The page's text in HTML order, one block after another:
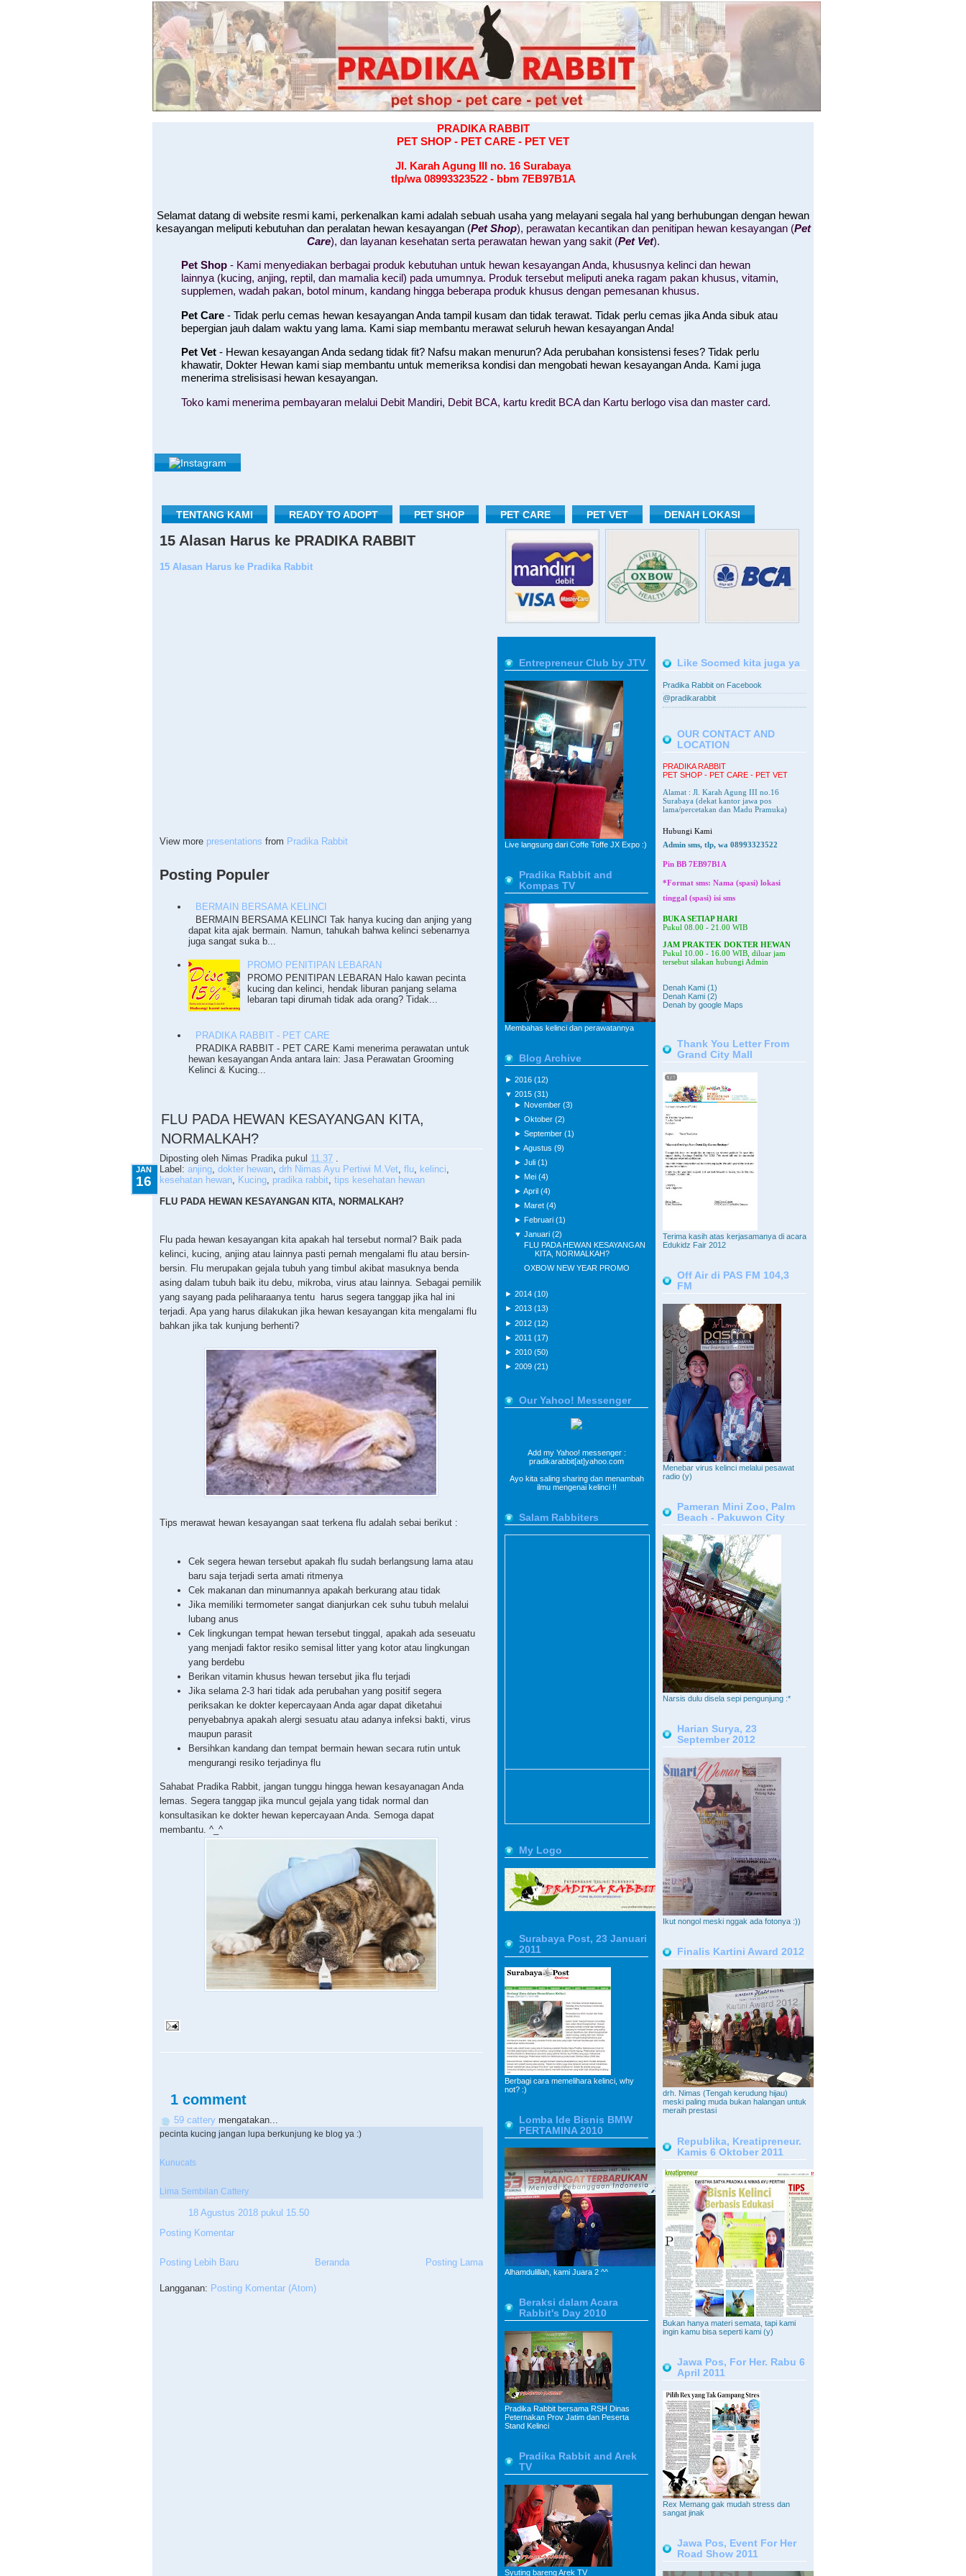
PRADIKA RABBIT
PET SHOP - PET CARE - PET VET
Jl. Karah Agung III no. 16 Surabaya
tlp/wa 08993323522 - bbm 7EB97B1A
Selamat datang di website resmi kami, perkenalkan kami adalah sebuah usaha yang melayani segala hal yang berhubungan dengan hewan
kesayangan meliputi kebutuhan dan peralatan hewan kesayangan (Pet Shop), perawatan kecantikan dan penitipan hewan kesayangan (Pet
Care), dan layanan kesehatan serta perawatan hewan yang sakit (Pet Vet).
Pet Shop - Kami menyediakan berbagai produk kebutuhan untuk hewan kesayangan Anda, khususnya kelinci dan hewan
lainnya (kucing, anjing, reptil, dan mamalia kecil) pada umumnya. Produk tersebut meliputi aneka ragam pakan khusus, vitamin,
supplemen, wadah pakan, botol minum, kandang hingga beberapa produk khusus dengan pemesanan khusus.
Pet Care - Tidak perlu cemas hewan kesayangan Anda tampil kusam dan tidak terawat. Tidak perlu cemas jika Anda sibuk atau
bepergian jauh dalam waktu yang lama. Kami siap membantu merawat seluruh hewan kesayangan Anda!
Pet Vet - Hewan kesayangan Anda sedang tidak fit? Nafsu makan menurun? Ada perubahan konsistensi feses? Tidak perlu
khawatir, Dokter Hewan kami siap membantu untuk memeriksa kondisi dan mengobati hewan kesayangan Anda. Kami juga
menerima strelisisasi hewan kesayangan.
Toko kami menerima pembayaran melalui Debit Mandiri, Debit BCA, kartu kredit BCA dan Kartu berlogo visa dan master card.
TENTANG KAMI READY TO ADOPT PET SHOP PET CARE PET VET DENAH LOKASI
15 Alasan Harus ke PRADIKA RABBIT
15 Alasan Harus ke Pradika Rabbit
View more presentations from Pradika Rabbit
Posting Populer
BERMAIN BERSAMA KELINCI
BERMAIN BERSAMA KELINCI Tak hanya kucing dan anjing yang
dapat kita ajak bermain. Namun, tahukah bahwa kelinci sebenarnya
juga sangat suka b...
PROMO PENITIPAN LEBARAN
PROMO PENITIPAN LEBARAN Halo kawan pecinta
kucing dan kelinci, hendak liburan panjang selama
lebaran tapi dirumah tidak ada orang? Tidak...
PRADIKA RABBIT - PET CARE
PRADIKA RABBIT - PET CARE Kami menerima perawatan untuk
hewan kesayangan Anda antara lain: Jasa Perawatan Grooming
Kelinci & Kucing...
FLU PADA HEWAN KESAYANGAN KITA,
NORMALKAH?
Diposting oleh Nimas Pradika pukul 11.37 .
JAN
16
Label: anjing, dokter hewan, drh Nimas Ayu Pertiwi M.Vet, flu, kelinci,
kesehatan hewan, Kucing, pradika rabbit, tips kesehatan hewan
FLU PADA HEWAN KESAYANGAN KITA, NORMALKAH?
Flu pada hewan kesayangan kita apakah hal tersebut normal? Baik pada
kelinci, kucing, anjing atau lainnya pasti pernah mengalami flu atau bersin-
bersin. Flu merupakan gejala tubuh yang timbul akibat masuknya benda
asing dalam tubuh baik itu debu, mikroba, virus atau lainnya. Sebagai pemilik
yang sayang pada peliharaanya tentu harus segera tanggap jika hal ini
terjadi. Apa yang harus dilakukan jika hewan kesayangan kita mengalami flu
bahkan jika tak kunjung berhenti?
Tips merawat hewan kesayangan saat terkena flu adalah sebai berikut :
Cek segera hewan tersebut apakah flu sudah berlangsung lama atau
baru saja terjadi serta amati ritmenya
Cek makanan dan minumannya apakah berkurang atau tidak
Jika memiliki termometer sangat dianjurkan cek suhu tubuh melalui
lubang anus
Cek lingkungan tempat hewan tersebut tinggal, apakah ada seseuatu
yang menjadi faktor resiko semisal litter yang kotor atau lingkungan
yang berdebu
Berikan vitamin khusus hewan tersebut jika flu terjadi
Jika selama 2-3 hari tidak ada perubahan yang positif segera
periksakan ke dokter kepercayaan Anda agar dapat diketahui
penyebabnya apakah alergi sesuatu atau adanya infeksi bakti, virus
maupun parasit
Bersihkan kandang dan tempat bermain hewan secara rutin untuk
mengurangi resiko terjadinya flu
Sahabat Pradika Rabbit, jangan tunggu hingga hewan kesayanagan Anda
lemas. Segera tanggap jika muncul gejala yang tidak normal dan
konsultasikan ke dokter hewan kepercayaan Anda. Semoga dapat
membantu. ^_^
1 comment
59 cattery mengatakan...
pecinta kucing jangan lupa berkunjung ke blog ya :)
Kunucats
Lima Sembilan Cattery
18 Agustus 2018 pukul 15.50
Posting Komentar
Posting Lebih Baru Posting Lama
Beranda
Langganan: Posting Komentar (Atom)
Like Socmed kita juga ya
Pradika Rabbit on Facebook
@pradikarabbit
OUR CONTACT AND
LOCATION
PRADIKA RABBIT
PET SHOP - PET CARE - PET VET
Alamat : Jl. Karah Agung III no.16
Surabaya (dekat kantor jawa pos
lama/percetakan dan Madu Pramuka)
Hubungi Kami
Admin sms, tlp, wa 08993323522
Pin BB 7EB97B1A
*Format sms: Nama (spasi) lokasi
tinggal (spasi) isi sms
BUKA SETIAP HARI
Pukul 08.00 - 21.00 WIB
JAM PRAKTEK DOKTER HEWAN
Pukul 10.00 - 16.00 WIB, diluar jam
tersebut silakan hubungi Admin
Denah Kami (1)
Denah Kami (2)
Denah by google Maps
Thank You Letter From
Grand City Mall
Terima kasih atas kerjasamanya di acara
Edukidz Fair 2012
Off Air di PAS FM 104,3
FM
Menebar virus kelinci melalui pesawat
radio (y)
Pameran Mini Zoo, Palm
Beach - Pakuwon City
Narsis dulu disela sepi pengunjung :*
Harian Surya, 23
September 2012
Ikut nongol meski nggak ada fotonya :))
Finalis Kartini Award 2012
drh. Nimas (Tengah kerudung hijau)
meski paling muda bukan halangan untuk
meraih prestasi
Republika, Kreatipreneur.
Kamis 6 Oktober 2011
Bukan hanya materi semata, tapi kami
ingin kamu bisa seperti kami (y)
Jawa Pos, For Her. Rabu 6
April 2011
Rex Memang gak mudah stress dan
sangat jinak
Jawa Pos, Event For Her
Road Show 2011
Entrepreneur Club by JTV
Live langsung dari Coffe Toffe JX Expo :)
Pradika Rabbit and
Kompas TV
Membahas kelinci dan perawatannya
Blog Archive
► 2016 (12)
▼ 2015 (31)
► November (3)
► Oktober (2)
► September (1)
► Agustus (9)
► Juli (1)
► Mei (4)
► April (4)
► Maret (4)
► Februari (1)
▼ Januari (2)
FLU PADA HEWAN KESAYANGAN
KITA, NORMALKAH?
OXBOW NEW YEAR PROMO
► 2014 (10)
► 2013 (13)
► 2012 (12)
► 2011 (17)
► 2010 (50)
► 2009 (21)
Our Yahoo! Messenger
Add my Yahoo! messenger :
pradikarabbit[at]yahoo.com
Ayo kita saling sharing dan menambah
ilmu mengenai kelinci !!
Salam Rabbiters
My Logo
Surabaya Post, 23 Januari
2011
Berbagi cara memelihara kelinci, why
not? :)
Lomba Ide Bisnis BMW
PERTAMINA 2010
Alhamdulillah, kami Juara 2 ^^
Beraksi dalam Acara
Rabbit's Day 2010
Pradika Rabbit bersama RSH Dinas
Peternakan Prov Jatim dan Peserta
Stand Kelinci
Pradika Rabbit and Arek
TV
Syuting bareng Arek TV